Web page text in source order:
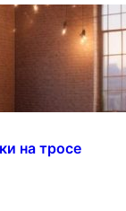
на тросе